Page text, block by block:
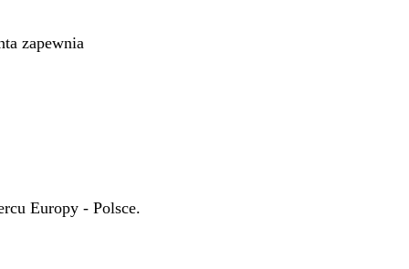
zapewnia
Europy - Polsce.